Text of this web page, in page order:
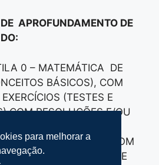
APROFUNDAMENTO DE
0 – MATEMÁTICA DE
BÁSICOS), COM
(TESTES E
COM RESOLUÇÕES E/OU
1 – MATEMÁTICA, COM
EXERCÍCIOS (TESTES E
para melhorar a